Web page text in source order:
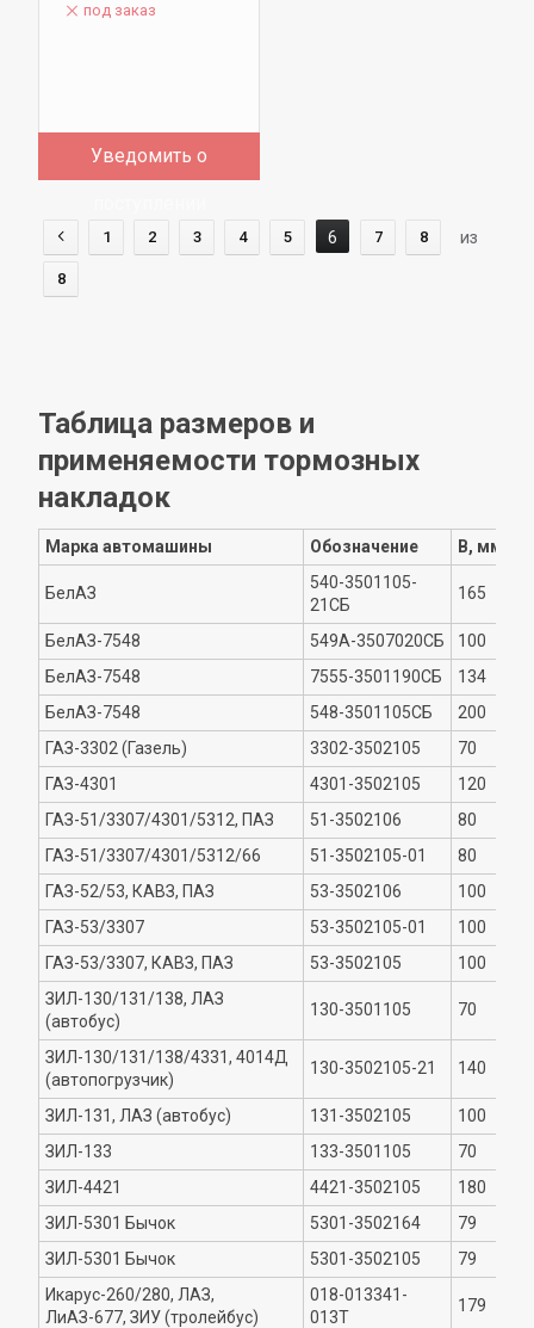
под заказ
Уведомить о
1 2 3 4 5 6 7 8 из
8
Таблица размеров и
применяемости тормозных
накладок
Марка автомашины Обозначение B, мм
БелАЗ
540-3501105-
21СБ
165
БелАЗ-7548 549А-3507020СБ
100
БелАЗ-7548
7555-3501190СБ
134
БелАЗ-7548
548-3501105СБ
200
ГАЗ-3302 (Газель)
3302-3502105
70
ГАЗ-4301
4301-3502105
120
ГАЗ-51/3307/4301/5312, ПАЗ
51-3502106
80
ГАЗ-51/3307/4301/5312/66
51-3502105-01
80
ГАЗ-52/53, КАВЗ, ПАЗ
53-3502106
100
ГАЗ-53/3307
53-3502105-01
100
ГАЗ-53/3307, КАВЗ, ПАЗ
53-3502105
100
ЗИЛ-130/131/138, ЛАЗ
(автобус)
130-3501105 70
ЗИЛ-130/131/138/4331, 4014Д
(автопогрузчик)
130-3502105-21 140
ЗИЛ-131, ЛАЗ (автобус) 131-3502105
100
ЗИЛ-133
133-3501105
70
ЗИЛ-4421
4421-3502105
180
ЗИЛ-5301 Бычок
5301-3502164
79
ЗИЛ-5301 Бычок
5301-3502105
79
Икарус-260/280, ЛАЗ,
ЛиАЗ-677, ЗИУ (тролейбус)
018-013341-
013Т
179